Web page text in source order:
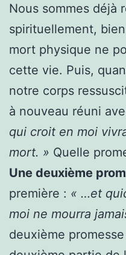
Nous sommes déjà
spirituellement,
mort physique ne
cette vie. Puis,
notre corps
à nouveau réuni
qui croit en moi
mort. » Quelle
Une deuxième
première : « …et
moi ne mourra
deuxième